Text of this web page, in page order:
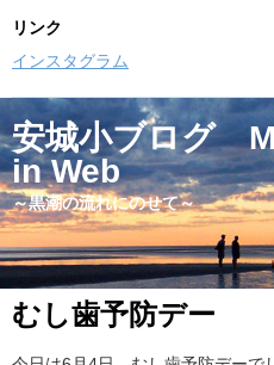
リンク
インスタグラム
安城小ブログ
in Web
～黒潮の流れにのせて～
むし歯予防デー